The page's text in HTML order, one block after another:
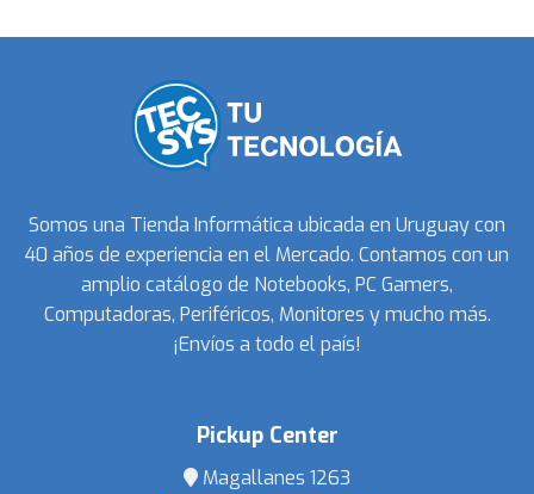
Somos una Tienda Informática ubicada en Uruguay con
40 años de experiencia en el Mercado. Contamos con un
amplio catálogo de Notebooks, PC Gamers,
Computadoras, Periféricos, Monitores y mucho más.
¡Envíos a todo el país!
Pickup Center
Magallanes 1263